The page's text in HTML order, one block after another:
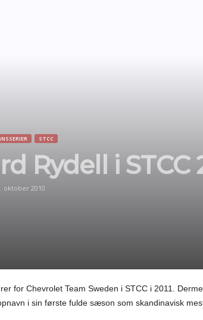
STCC
Rydell i STCC
oktober 2010
for Chevrolet Team Sweden i STCC i 2011.
i sin første fulde sæson som skandinavisk